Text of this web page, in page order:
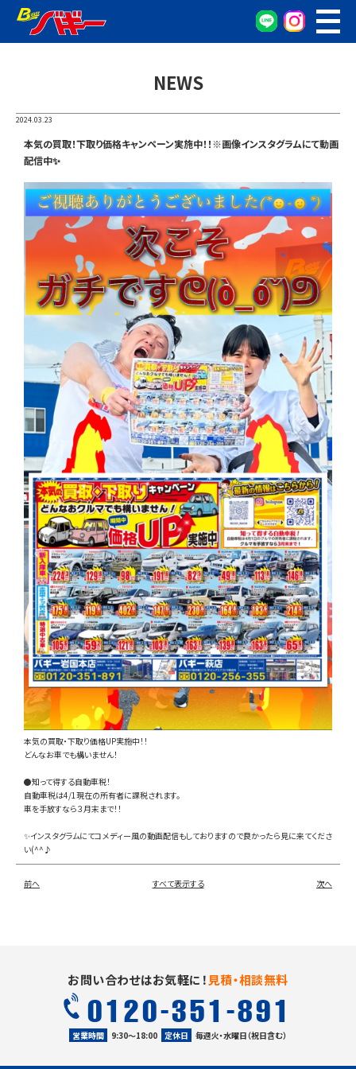
WEB予約
無料査定窓口
カンタン査定
車検/整備
グーネット在庫確認
会社概要
お問い合わせ
LINE
Instagram
NEWS
2024.03.23
本気の買取！下取り価格キャンペーン実施中！！※画像インスタグラムにて動画
配信中✨
本気の買取・下取り価格UP実施中！！
どんなお車でも構いません！
●知って得する自動車税！
自動車税は4/1現在の所有者に課税されます。
車を手放すなら３月末まで！！
✨インスタグラムにてコメディー風の動画配信もしておりますので良かったら見に来てくださ
い(^^♪
前へ すべて表示する 次へ
お問い合わせはお気軽に！ 見積・相談無料
0120-351-891
営業時間 9:30〜18:00 定休日 毎週火・水曜日（祝日含む）